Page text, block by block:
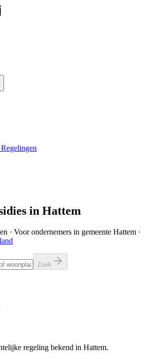
in Hattem
· Voor ondernemers in gemeente Hattem ·
Zoek
regeling bekend in Hattem.